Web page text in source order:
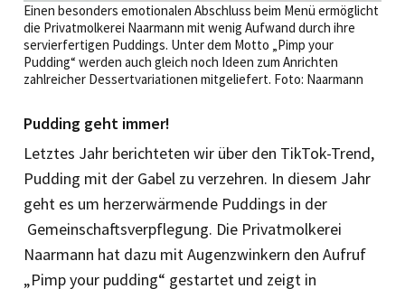
Einen besonders emotionalen Abschluss beim Menü ermöglicht
die Privatmolkerei Naarmann mit wenig Aufwand durch ihre
servierfer­tigen Puddings. Unter dem Motto „Pimp your
Pudding“ werden auch gleich noch Ideen zum Anrichten
zahlreicher Dessertvariationen mitgeliefert. Foto: Naarmann
Pudding geht immer!
Letztes Jahr berichteten wir über den TikTok-Trend,
Pudding mit der Gabel zu verzehren. In diesem Jahr
geht es um herzerwärmende Puddings in der
Gemeinschaftsverpflegung. Die Privatmolkerei
Naarmann hat dazu mit Augenzwinkern den Aufruf
„Pimp your pudding“ gestartet und zeigt in